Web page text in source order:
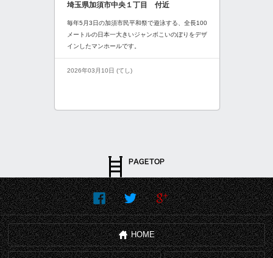
埼玉県加須市中央１丁目 付近
毎年5月3日の加須市民平和祭で遊泳する、全長100
メートルの日本一大きいジャンボこいのぼりをデザ
インしたマンホールです。
2026年03月10日 (てし)
HOME